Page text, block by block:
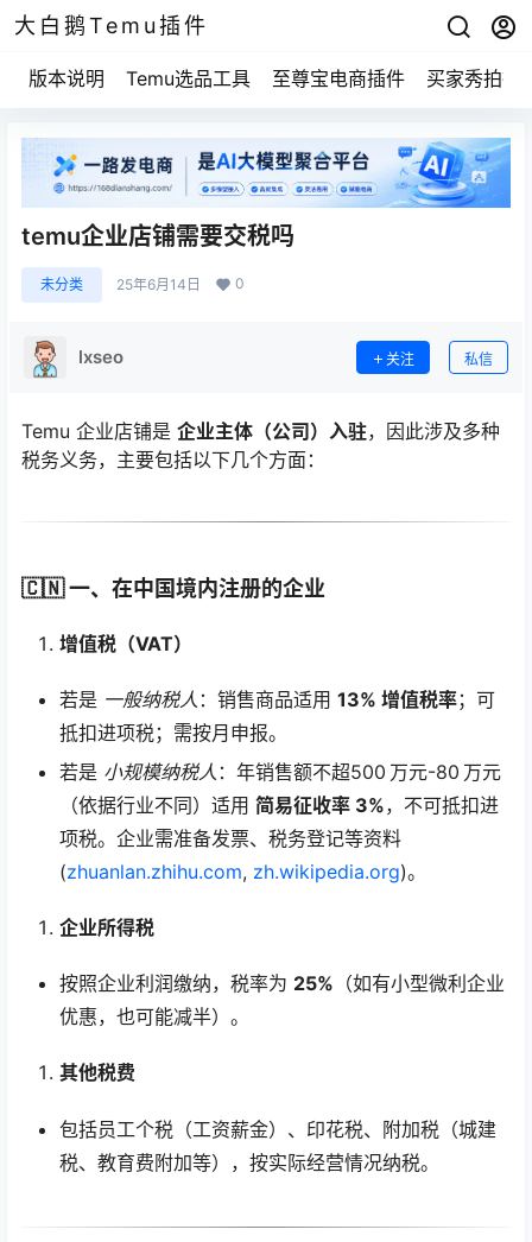
大白鹅Temu插件
版本说明 Temu选品工具 至尊宝电商插件 买家秀拍摄
temu企业店铺需要交税吗
未分类 25年6月14日 0
lxseo 关注 私信
Temu 企业店铺是 企业主体（公司）入驻，因此涉及多种
税务义务，主要包括以下几个方面：
🇨🇳 一、在中国境内注册的企业
增值税（VAT）
若是 一般纳税人 ：销售商品适用 13% 增值税率；可
抵扣进项税；需按月申报。
若是 小规模纳税人 ：年销售额不超500 万元-80 万元
（依据行业不同）适用 简易征收率 3%，不可抵扣进
项税。企业需准备发票、税务登记等资料
(zhuanlan.zhihu.com, zh.wikipedia.org)。
企业所得税
按照企业利润缴纳，税率为 25% （如有小型微利企业
优惠，也可能减半）。
其他税费
包括员工个税（工资薪金）、印花税、附加税（城建
税、教育费附加等），按实际经营情况纳税。